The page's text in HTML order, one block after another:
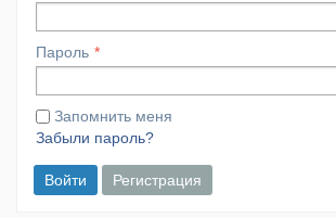
Пароль
Запомнить меня
Забыли пароль?
Войти Регистрация